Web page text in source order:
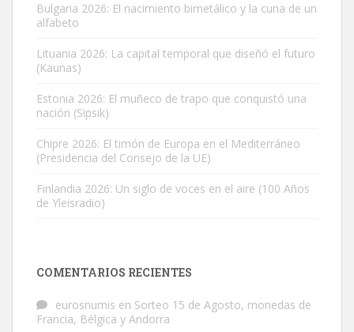
Bulgaria 2026: El nacimiento bimetálico y la cuna de un
alfabeto
Lituania 2026: La capital temporal que diseñó el futuro
(Kaunas)
Estonia 2026: El muñeco de trapo que conquistó una
nación (Sipsik)
Chipre 2026: El timón de Europa en el Mediterráneo
(Presidencia del Consejo de la UE)
Finlandia 2026: Un siglo de voces en el aire (100 Años
de Yleisradio)
COMENTARIOS RECIENTES
eurosnumis en Sorteo 15 de Agosto, monedas de
Francia, Bélgica y Andorra